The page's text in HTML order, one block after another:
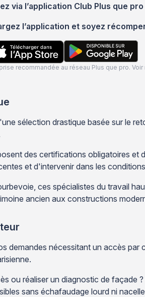
via l’application Club Plus que pro
l’application et soyez
recommandée au réseau Plus que pro.
sélection drastique basée sur le
des certifications obligatoires
et d'intervenir dans les
ces spécialistes du travail
ancien aux constructions
demandes nécessitant un accès par
ou réaliser un diagnostic de façade
sans échafaudage lourd ni